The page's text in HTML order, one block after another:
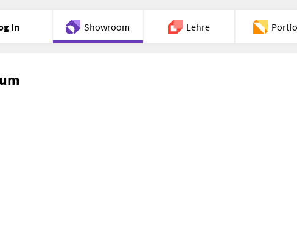
In Showroom Lehre